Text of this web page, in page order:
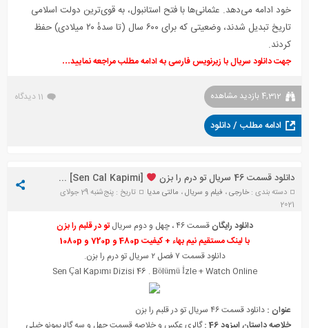
خود ادامه می‌دهد. عثمانی‌ها با فتح استانبول، به قوی‌ترین دولت اسلامی
تاریخ تبدیل شدند، وضعیتی که برای ۶۰۰ سال (تا سدهٔ ۲۰ میلادی) حفظ
کردند.
جهت دانلود سریال با زیرنویس فارسی به ادامه مطلب مراجعه نمایید…
4,312 بازدید مشاهده 11 دیدگاه
ادامه مطلب / دانلود
دانلود قسمت 46 سریال تو درم را بزن [Sen Cal Kapimi] + زیرنویس
دسته بندی :خارجی، فیلم و سریال، مالتی مدیا
تاریخ : پنج‌شنبه 29 جولای
2021
دانلود رایگانقسمت ۴۶ ، چهل و دوم سریال
تو در قلبم را بزن
با لینک مستقیم نیم بهاء + کیفیت 480p و 720p و 1080p
دانلود قسمت ۷ فصل ۲ سریال تو درم را بزن.
Sen Çal Kapımı Dizisi 46 . Bölümüİzle + Watch Online
عنوان : دانلود قسمت ۴۶ سریال تو در قلبم را بزن